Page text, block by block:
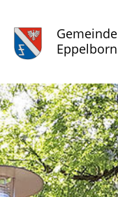
Gemeinde
Eppelborn